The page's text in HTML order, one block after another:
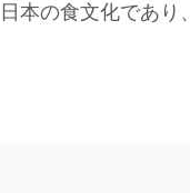
日本の食文化であり